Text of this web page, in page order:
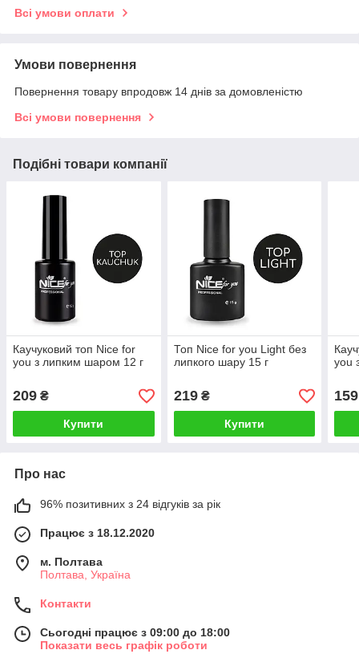
Всі умови оплати
Умови повернення
Повернення товару впродовж 14 днів за домовленістю
Всі умови повернення
Подібні товари компанії
Каучуковий топ Nice for
you з липким шаром 12 г
209 ₴
Купити
Топ Nice for you Light без
липкого шару 15 г
219₴
Купити
you
159
Про нас
96% позитивних з 24 відгуків за рік
Працює з 18.12.2020
м. Полтава
Полтава, Україна
Контакти
Сьогодні працює з 09:00 до 18:00
Показати весь графік роботи